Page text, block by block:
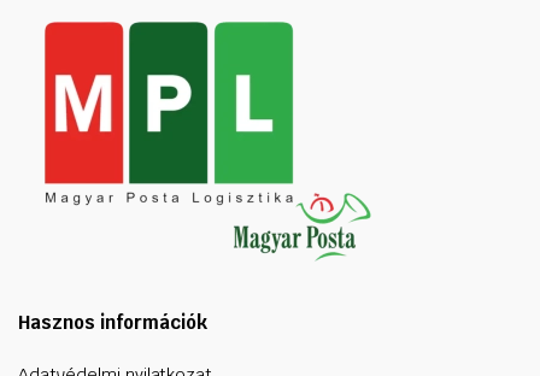
Hasznos információk